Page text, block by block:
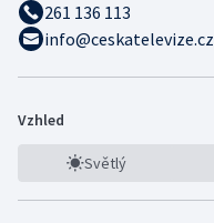
261 136 113
info@ceskatelevize.cz
Vzhled
Světlý